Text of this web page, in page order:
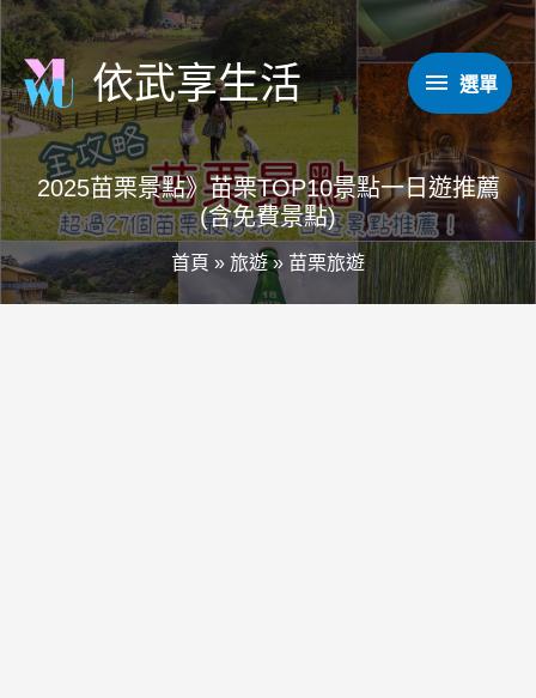
跳
至
主
要
內
容
依武享生活
選
單
選單
2025苗栗景點》苗栗TOP10景點一日遊推薦
(含免費景點)
首頁 » 旅遊» 苗栗旅遊